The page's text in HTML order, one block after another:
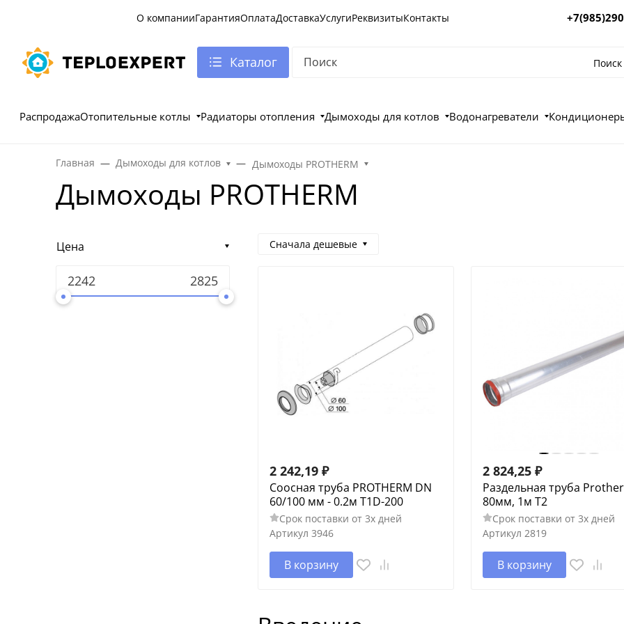
О компанииГарантияОплатаДоставкаУслугиРеквизитыКонтакты
Каталог
РаспродажаОтопительные котлы Радиаторы отопления Дымоходы для котлов Водонагреватели
Главная Дымоходы для котлов Дымоходы PROTHERM
Дымоходы PROTHERM
Цена Сначала дешевые
2 242,19 ₽
Соосная труба PROTHERM DN
60/100 мм - 0.2м T1D-200
Срок поставки от 3х дней
Артикул 3946
В корзину
2 824,25 ₽
Раздельная труба
80мм, 1м T2
Срок поставки от 3х дней
Артикул 2819
В корзину